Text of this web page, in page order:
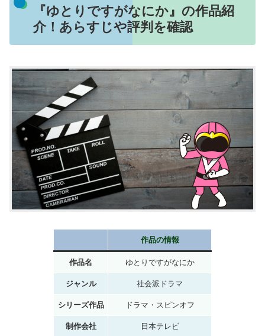
『ゆとりですがなにか』の作品紹
介！あらすじや評判を確認
作品の情報
作品名 ゆとりですがなにか
ジャンル 社会派ドラマ
シリーズ作品 ドラマ・スピンオフ
制作会社 日本テレビ